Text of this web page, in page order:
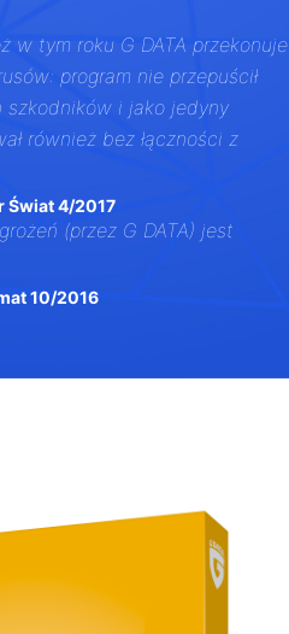
w tym roku G DATA przekonuje
program nie przepuścił
szkodników i jako jedyny
również bez łączności z
Świat 4/2017
(przez G DATA) jest
10/2016